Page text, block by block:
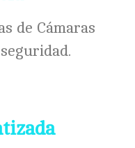
de Cámaras